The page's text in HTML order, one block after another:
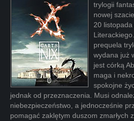
trylogii
nowej
20 listopada
prequela
wydana już
jest córką
maga i
spokojne
jednak od przeznaczenia. Musi
niebezpieczeństwo, a jednocześnie
pomagać zaklętym duszom zmarłych